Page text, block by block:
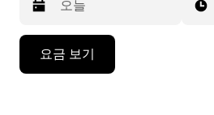
요금 보기